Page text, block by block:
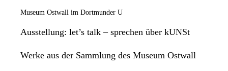
Museum Ostwall im Dortmunder U
Ausstellung: let’s talk – sprechen über kUNSt
Werke aus der Sammlung des Museum Ostwall